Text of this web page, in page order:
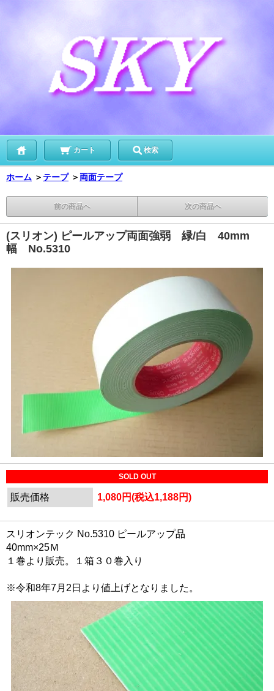
カート 検索
ホーム ＞ テープ ＞ 両面テープ
前の商品へ 次の商品へ
(スリオン) ピールアップ両面強弱 緑/白 40mm
幅 No.5310
SOLD OUT
販売価格 1,080円(税込1,188円)
スリオンテック No.5310 ピールアップ品
40mm×25Ｍ
１巻より販売。１箱３０巻入り
※令和8年7月2日より値上げとなりました。